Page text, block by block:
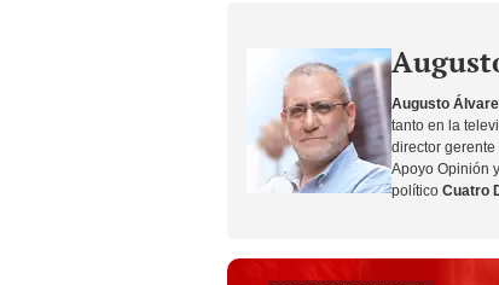
Augusto
tanto en la
director
Apoyo Opinión
político Cuatro